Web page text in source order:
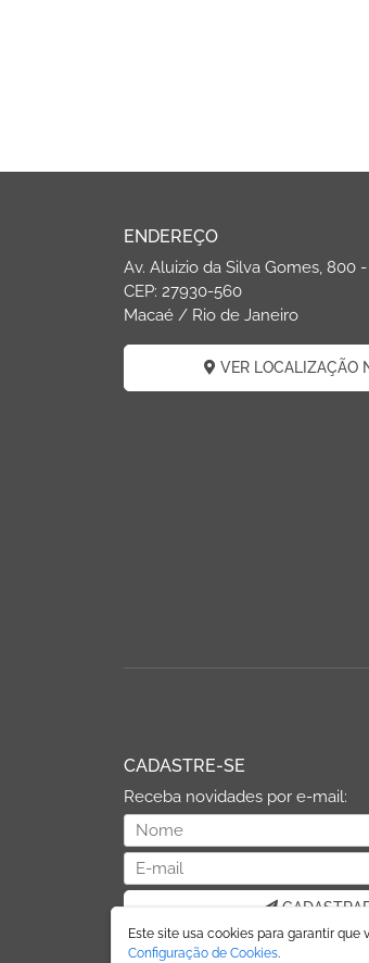
Este site usa cookies para garantir
Configuração de Cookies.
ENDEREÇO
Av. Aluizio da Silva Gomes, 800
CEP: 27930-560
Macaé / Rio de Janeiro
VER LOCALIZAÇÃO
CADASTRE-SE
Receba novidades por e-mail:
Seus dados serão utilizados apenas